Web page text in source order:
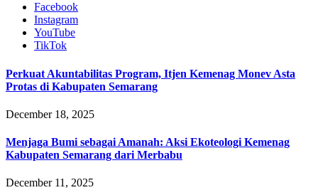
Facebook
Instagram
YouTube
TikTok
Perkuat Akuntabilitas Program, Itjen Kemenag Monev Asta
Protas di Kabupaten Semarang
December 18, 2025
Menjaga Bumi sebagai Amanah: Aksi Ekoteologi Kemenag
Kabupaten Semarang dari Merbabu
December 11, 2025